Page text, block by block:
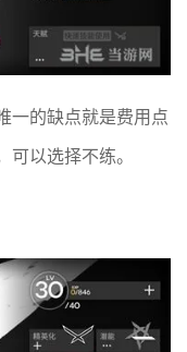
一的缺点就是费用点
以选择不练。